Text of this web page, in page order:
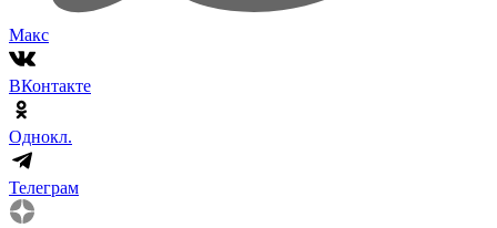
Макс
ВКонтакте
Однокл.
Телеграм